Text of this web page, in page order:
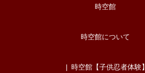
時空館
時空館について
時空館【子供忍者体験】